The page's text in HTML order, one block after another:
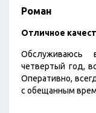
вести с ними дело.
Роман
Отличное
четвертый год,
Оперативно,
с обещанным